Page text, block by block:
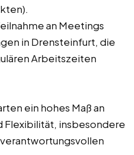
an Meetings
in Drensteinfurt, die
Arbeitszeiten
ein hohes Maß an
Flexibilität, insbesondere